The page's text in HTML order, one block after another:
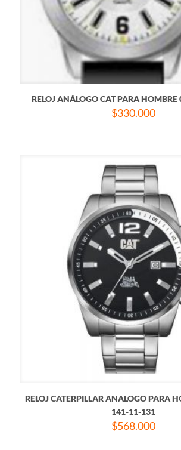
RELOJ ANÁLOGO CAT PARA
$330.000
RELOJ CATERPILLAR ANALOGO PARA
141-11-131
$568.000